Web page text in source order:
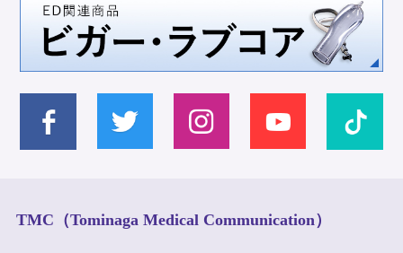
TMC（Tominaga Medical Communication）